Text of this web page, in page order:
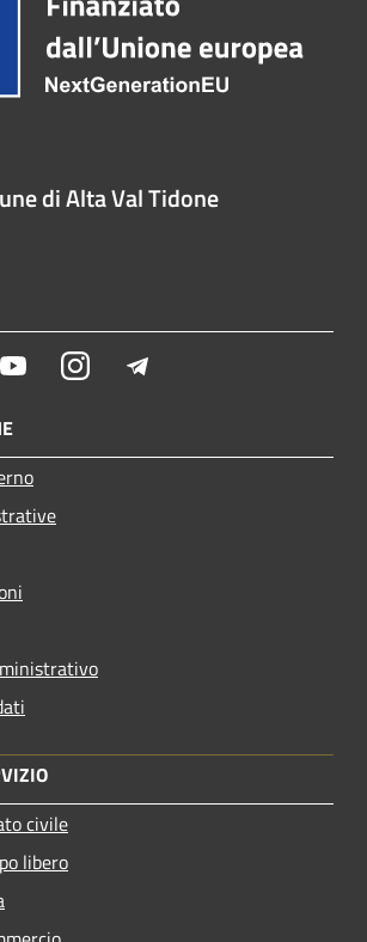
di Alta Val Tidone
YoutubeInstagram
civile
libero